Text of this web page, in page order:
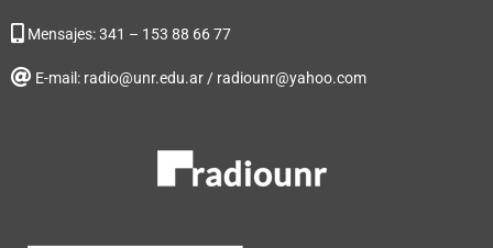
Mensajes: 341 – 153 88 66 77
E-mail: radio@unr.edu.ar / radiounr@yahoo.com